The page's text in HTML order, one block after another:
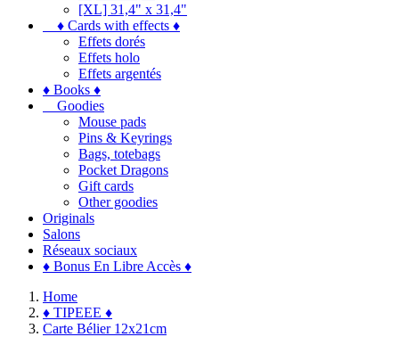
[XL] 31,4" x 31,4"
♦ Cards with effects ♦
Effets dorés
Effets holo
Effets argentés
♦ Books ♦
Goodies
Mouse pads
Pins & Keyrings
Bags, totebags
Pocket Dragons
Gift cards
Other goodies
Originals
Salons
Réseaux sociaux
♦ Bonus En Libre Accès ♦
Home
♦ TIPEEE ♦
Carte Bélier 12x21cm